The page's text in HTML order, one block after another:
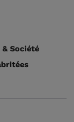
Société